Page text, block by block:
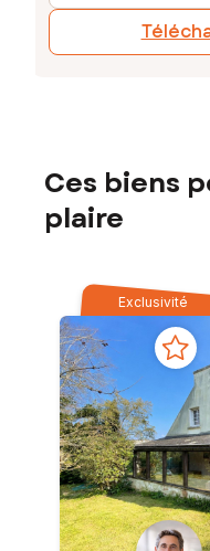
Ces biens
plaire
Exclusivité